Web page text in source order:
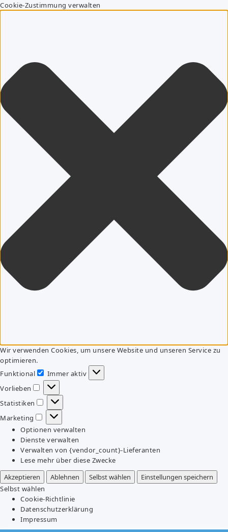
Cookie-Zustimmung verwalten
Wir verwenden Cookies, um unsere Website und unseren Service zu
optimieren.
Funktional
Funktional
Immer aktiv
Vorlieben
Vorlieben
Statistiken
Statistiken
Marketing
Marketing
Optionen verwalten
Dienste verwalten
Verwalten von {vendor_count}-Lieferanten
Lese mehr über diese Zwecke
Akzeptieren
Ablehnen Selbst wählen
Einstellungen speichern
Selbst wählen
Cookie-Richtlinie
Datenschutzerklärung
Impressum